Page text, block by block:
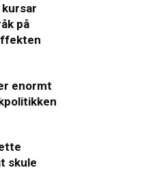
på
enormt
skule